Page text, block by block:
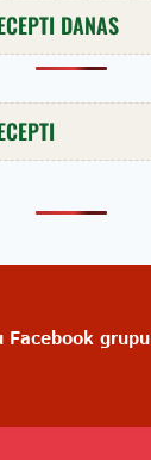
DANAS
Facebook grupu